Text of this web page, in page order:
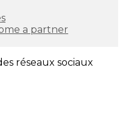
a partner
réseaux sociaux